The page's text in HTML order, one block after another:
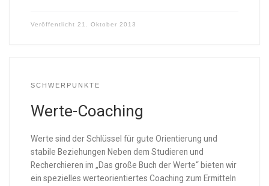
Veröffentlicht 21. Oktober 2013
SCHWERPUNKTE
Werte-Coaching
Werte sind der Schlüssel für gute Orientierung und
stabile Beziehungen Neben dem Studieren und
Recherchieren im „Das große Buch der Werte“ bieten wir
ein spezielles werteorientiertes Coaching zum Ermitteln